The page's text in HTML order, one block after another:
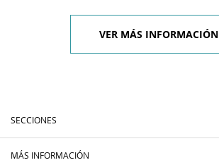
VER MÁS INFORMACIÓN
SECCIONES
MÁS INFORMACIÓN